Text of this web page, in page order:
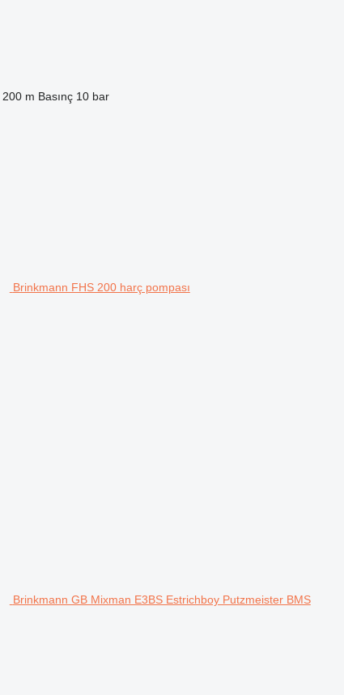
200 m Basınç 10 bar
Brinkmann FHS 200 harç pompası
Brinkmann GB Mixman E3BS Estrichboy Putzmeister BMS